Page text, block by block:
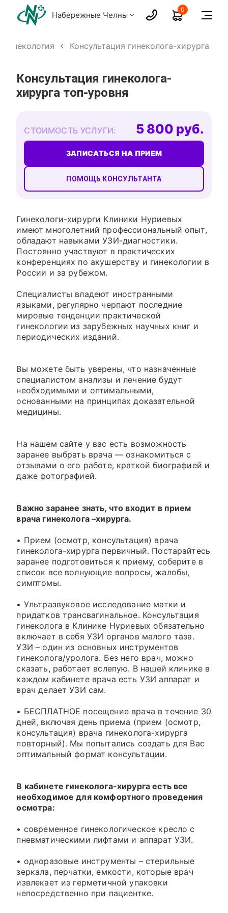
Набережные Челны
0
гинекология Консультация гинеколога-хирурга
Консультация гинеколога-
хирурга топ-уровня
СТОИМОСТЬ УСЛУГИ: 5 800 руб.
ЗАПИСАТЬСЯ НА ПРИЕМ
ПОМОЩЬ КОНСУЛЬТАНТА
Гинекологи-хирурги Клиники Нуриевых
имеют многолетний профессиональный опыт,
обладают навыками УЗИ-диагностики.
Постоянно участвуют в практических
конференциях по акушерству и гинекологии в
России и за рубежом.
Специалисты владеют иностранными
языками, регулярно черпают последние
мировые тенденции практической
гинекологии из зарубежных научных книг и
периодических изданий.
Вы можете быть уверены, что назначенные
специалистом анализы и лечение будут
необходимыми и оптимальными,
основанными на принципах доказательной
медицины.
На нашем сайте у вас есть возможность
заранее выбрать врача — ознакомиться с
отзывами о его работе, краткой биографией и
даже фотографией.
Важно заранее знать, что входит в прием
врача гинеколога –хирурга.
• Прием (осмотр, консультация) врача
гинеколога-хирурга первичный. Постарайтесь
заранее подготовиться к приему, соберите в
список все волнующие вопросы, жалобы,
симптомы.
• Ультразвуковое исследование матки и
придатков трансвагинальное. Консультация
гинеколога в Клинике Нуриевых обязательно
включает в себя УЗИ органов малого таза.
УЗИ – один из основных инструментов
гинеколога/уролога. Без него врач, можно
сказать, работает вслепую. В нашей клинике в
каждом кабинете врача есть УЗИ аппарат и
врач делает УЗИ сам.
• БЕСПЛАТНОЕ посещение врача в течение 30
дней, включая день приема (прием (осмотр,
консультация) врача гинеколога-хирурга
повторный). Мы попытались создать для Вас
оптимальный формат консультации.
В кабинете гинеколога-хирурга есть все
необходимое для комфортного проведения
осмотра:
• современное гинекологическое кресло с
пневматическими лифтами и аппарат УЗИ.
• одноразовые инструменты – стерильные
зеркала, перчатки, емкости, которые врач
извлекает из герметичной упаковки
непосредственно при пациентке.